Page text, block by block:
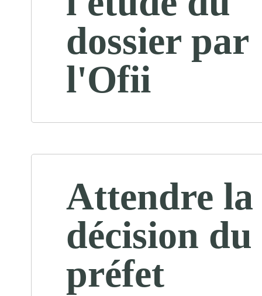
dossier par
l'Ofii
Attendre la
décision du
préfet